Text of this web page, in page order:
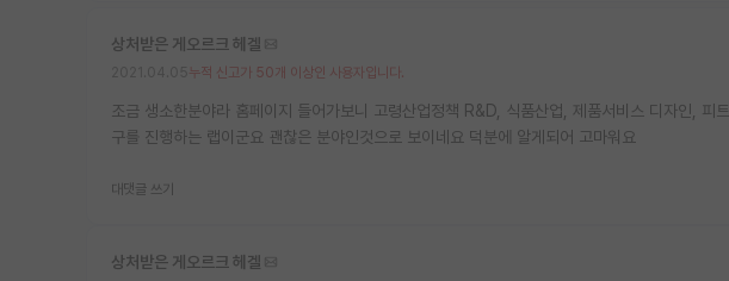
상처받은 게오르크 헤겔
누적 신고가 50개 이상인 사용자입니다.
조금 생소한분야라 홈페이지 들어가보니 고령산업정책 R&D, 식품산업, 제품서비스 디자인,
구를 진행하는 랩이군요 괜찮은 분야인것으로 보이네요 덕분에 알게되어 고마워요
대댓글 쓰기
상처받은 게오르크 헤겔